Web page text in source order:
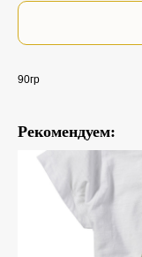
90гр
Рекомендуем: